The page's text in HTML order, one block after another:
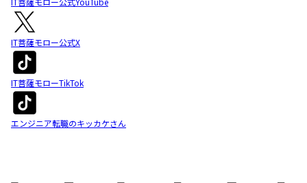
IT菩薩モロー公式X
IT菩薩モローTikTok
エンジニア転職のキッカケさん